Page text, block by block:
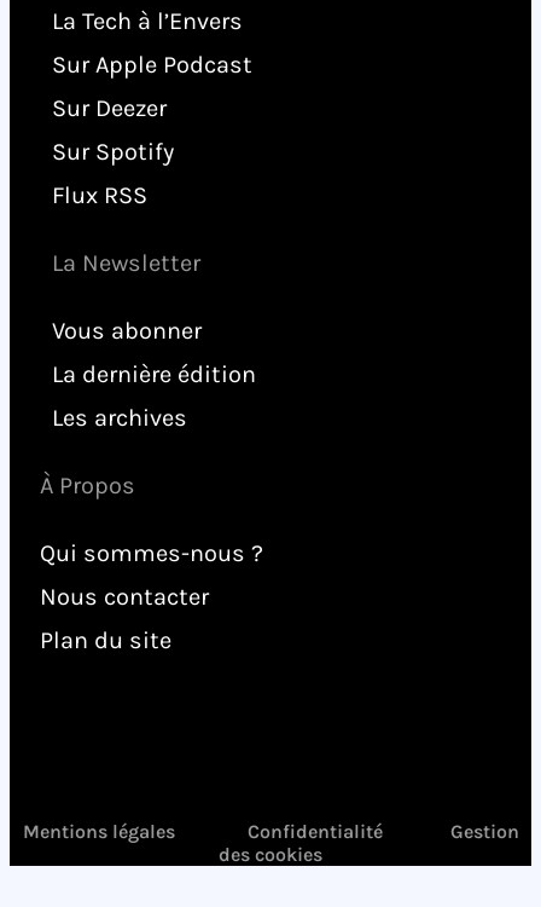
La Tech à l’Envers
Sur Apple Podcast
Sur Deezer
Sur Spotify
Flux RSS
La Newsletter
Vous abonner
La dernière édition
Les archives
À Propos
Qui sommes-nous ?
Nous contacter
Plan du site
Mentions légales ConfidentialitéGestion
des cookies